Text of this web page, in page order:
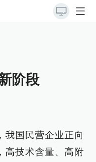
阶段
我国民营企业正向
高技术含量、高附